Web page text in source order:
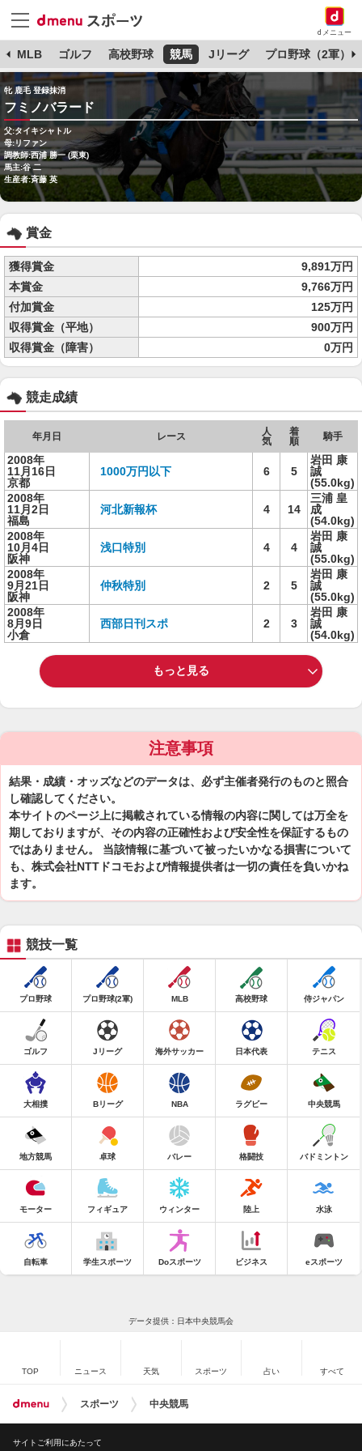
dメニュー
MLB ゴルフ 高校野球 競馬 Jリーグ プロ野球（2軍）
牝 鹿毛 登録抹消
フミノバラード
父:タイキシャトル
母:リファン
調教師:西浦 勝一 (栗東)
馬主:谷 二
生産者:斉藤 英
賞金
獲得賞金
9,891万円
本賞金
9,766万円
付加賞金
125万円
収得賞金（平地）
900万円
収得賞金（障害）
0万円
競走成績
年月日 レース
人
気
着
順
騎手
2008年
11月16日
京都
1000万円以下 6 5
岩田 康
誠
(55.0kg)
2008年
11月2日
福島
河北新報杯 4 14
三浦 皇
成
(54.0kg)
2008年
10月4日
阪神
浅口特別 4 4
岩田 康
誠
(55.0kg)
2008年
9月21日
阪神
仲秋特別 2 5
岩田 康
誠
(55.0kg)
2008年
8月9日
小倉
西部日刊スポ 2 3
岩田 康
誠
(54.0kg)
もっと見る
注意事項
結果・成績・オッズなどのデータは、必ず主催者発行のものと照合
し確認してください。
本サイトのページ上に掲載されている情報の内容に関しては万全を
期しておりますが、その内容の正確性および安全性を保証するもの
ではありません。 当該情報に基づいて被ったいかなる損害について
も、株式会社NTTドコモおよび情報提供者は一切の責任を負いかね
ます。
競技一覧
プロ野球 プロ野球(2軍) MLB 高校野球 侍ジャパン
ゴルフ Jリーグ 海外サッカー 日本代表 テニス
大相撲 Bリーグ NBA ラグビー 中央競馬
地方競馬 卓球 バレー 格闘技 バドミントン
モーター フィギュア ウィンター 陸上 水泳
自転車 学生スポーツ Doスポーツ ビジネス eスポーツ
データ提供：日本中央競馬会
TOP ニュース 天気 スポーツ 占い すべて
スポーツ 中央競馬
サイトご利用にあたって